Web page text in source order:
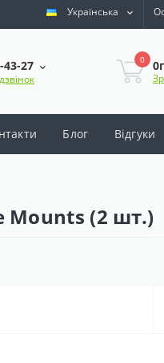
Українська
43-27 0
Блог Відгуки
Mounts (2 шт.)